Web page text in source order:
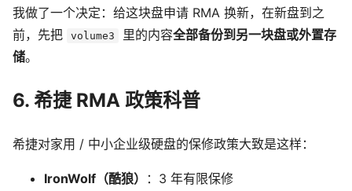
我做了一个决定：给这块盘申请 RMA 换新，在新盘到之
前，先把
volume3 里的内容全部备份到另一块盘或外置存
储。
6. 希捷 RMA 政策科普
希捷对家用 / 中小企业级硬盘的保修政策大致是这样：
IronWolf（酷狼）
：3 年有限保修